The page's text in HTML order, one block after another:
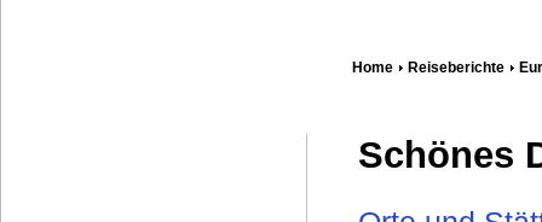
Home Reiseberichte
Schönes